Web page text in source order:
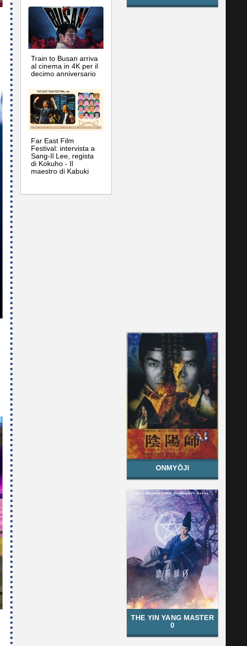
Train to Busan arriva
al cinema in 4K per il
decimo anniversario
Far East Film
Festival: intervista a
Sang-Il Lee, regista
di Kokuho - Il
maestro di Kabuki
ONMYŌJI
THE YIN YANG MASTER
0